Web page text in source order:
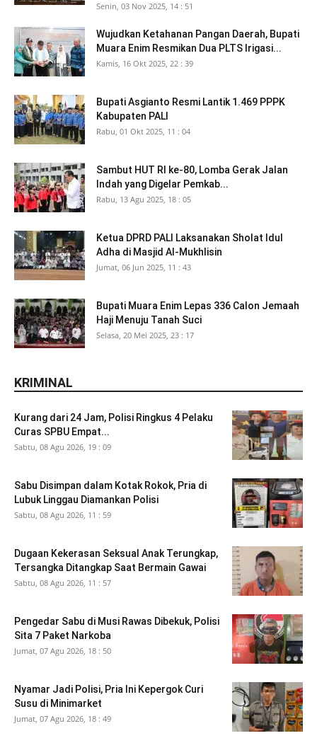
Senin, 03 Nov 2025, 14 : 51
Wujudkan Ketahanan Pangan Daerah, Bupati
Muara Enim Resmikan Dua PLTS Irigasi...
Kamis, 16 Okt 2025, 22 : 39
Bupati Asgianto Resmi Lantik 1.469 PPPK
Kabupaten PALI
Rabu, 01 Okt 2025, 11 : 04
Sambut HUT RI ke-80, Lomba Gerak Jalan
Indah yang Digelar Pemkab...
Rabu, 13 Agu 2025, 18 : 05
Ketua DPRD PALI Laksanakan Sholat Idul
Adha di Masjid Al-Mukhlisin
Jumat, 06 Jun 2025, 11 : 43
Bupati Muara Enim Lepas 336 Calon Jemaah
Haji Menuju Tanah Suci
Selasa, 20 Mei 2025, 23 : 17
KRIMINAL
Kurang dari 24 Jam, Polisi Ringkus 4 Pelaku
Curas SPBU Empat...
Sabtu, 08 Agu 2026, 19 : 09
Sabu Disimpan dalam Kotak Rokok, Pria di
Lubuk Linggau Diamankan Polisi
Sabtu, 08 Agu 2026, 11 : 59
Dugaan Kekerasan Seksual Anak Terungkap,
Tersangka Ditangkap Saat Bermain Gawai
Sabtu, 08 Agu 2026, 11 : 57
Pengedar Sabu di Musi Rawas Dibekuk, Polisi
Sita 7 Paket Narkoba
Jumat, 07 Agu 2026, 18 : 50
Nyamar Jadi Polisi, Pria Ini Kepergok Curi
Susu di Minimarket
Jumat, 07 Agu 2026, 18 : 49